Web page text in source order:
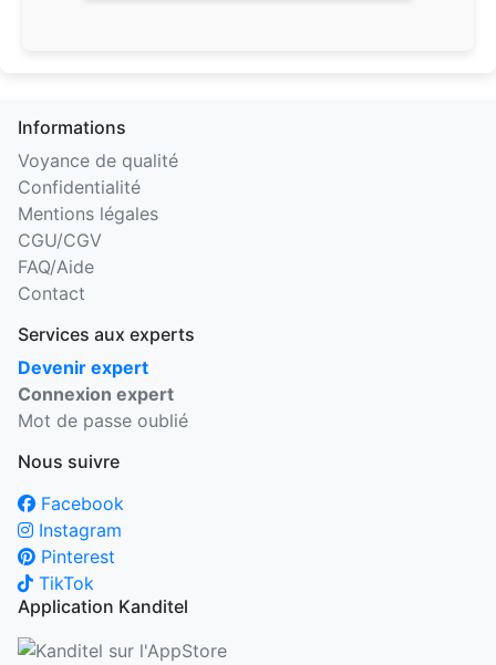
Informations
Voyance de qualité
Confidentialité
Mentions légales
CGU/CGV
FAQ/Aide
Contact
Services aux experts
Devenir expert
Connexion expert
Mot de passe oublié
Nous suivre
Facebook
Instagram
Pinterest
TikTok
Application Kanditel